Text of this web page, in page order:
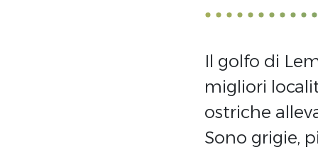
Il golfo di
migliori
ostriche
Sono grigie,